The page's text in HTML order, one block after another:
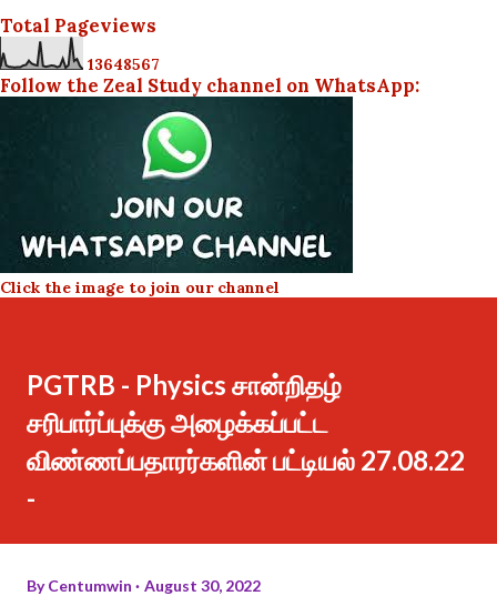
Total Pageviews
13648567
Follow the Zeal Study channel on WhatsApp:
Click the image to join our channel
PGTRB - Physics சான்றிதழ்
சரிபார்ப்புக்கு அழைக்கப்பட்ட
விண்ணப்பதாரர்களின் பட்டியல் 27.08.22
-
ByCentumwin August 30, 2022